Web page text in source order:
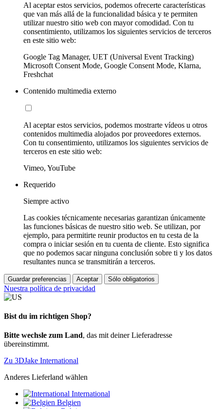
Al aceptar estos servicios, podemos ofrecerte características
que van más allá de la funcionalidad básica y te permiten
utilizar nuestro sitio web con mayor comodidad. Con tu
consentimiento, utilizamos los siguientes servicios de terceros
en este sitio web:
Google Tag Manager, UET (Universal Event Tracking)
Microsoft Consent Mode, Google Consent Mode, Klarna,
Freshchat
Contenido multimedia externo
Al aceptar estos servicios, podemos mostrarte vídeos u otros
contenidos multimedia alojados por proveedores externos.
Con tu consentimiento, utilizamos los siguientes servicios de
terceros en este sitio web:
Vimeo, YouTube
Requerido
Siempre activo
Las cookies técnicamente necesarias garantizan únicamente
las funciones básicas de nuestro sitio web. Se utilizan, por
ejemplo, para permitirte reunir productos en tu cesta de la
compra o iniciar sesión en tu cuenta de cliente. Esto significa
que no podemos sacar ninguna conclusión sobre ti y los datos
resultantes nunca se transmitirán a terceros.
Guardar preferencias Aceptar Sólo obligatorios
Nuestra política de privacidad
Bist du im richtigen Shop?
Bitte wechsle zum Land, das mit deiner Lieferadresse
übereinstimmt.
Zu 3DJake International
Anderes Lieferland wählen
International
Belgien